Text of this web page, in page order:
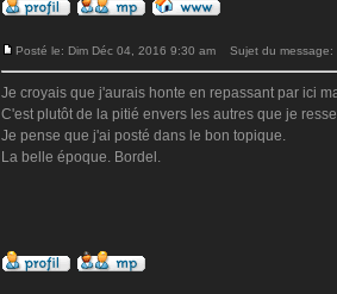
Posté le: Dim Déc 04, 2016 9:30 am Sujet du message:
Je croyais que j'aurais honte en repassant par ici
C'est plutôt de la pitié envers les autres que je
Je pense que j'ai posté dans le bon topique.
La belle époque. Bordel.